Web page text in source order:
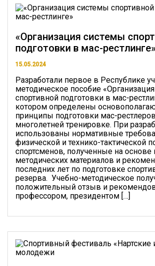
«Организация системы
подготовки в мас-рестлинге»
15.05.2024
Разработали первое в Республике
методическое пособие
спортивной подготовки в мас-
котором определены
принципы подготовки мас-
многолетней тренировке. При
использованы нормативные
физической и технико-тактической
спортсменов, полученные на основе
методических материалов и
последних лет по подготовке
резерва. Учебно-методическое
положительный отзыв и
профессором, президентом […]